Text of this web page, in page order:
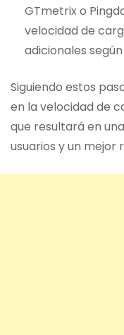
GTmetrix o
velocidad de
adicionales
Siguiendo estos
en la velocidad de
que resultará en
usuarios y un mejor